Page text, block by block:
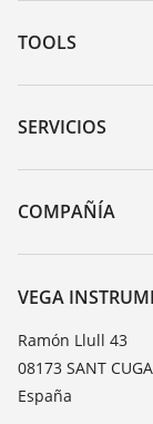
TOOLS
Zona de descarga
Búsqueda por
DTM Collection/
SERVICIOS
Devolución de
Cursos de
Lista de
TeamViewer
COMPAÑÍA
Acerca de VEGA
Contacto
Notícias
Prensa
Blog
VEGA
Ramón Llull 43
08173 SANT
España